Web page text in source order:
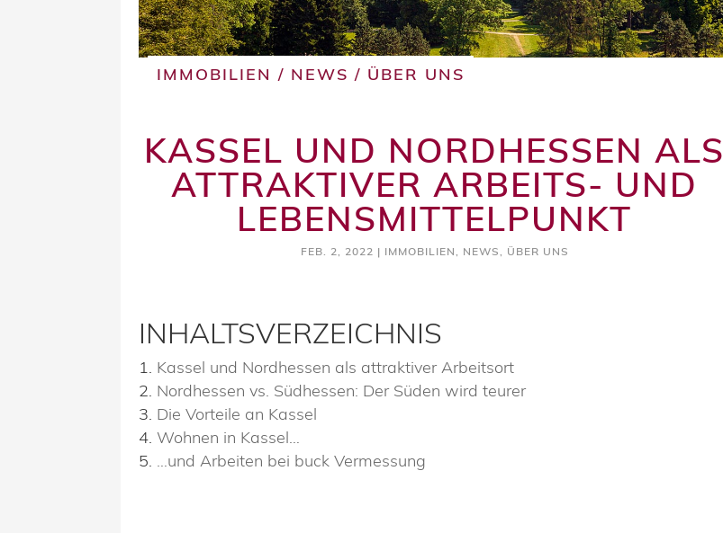
IMMOBILIEN / NEWS / ÜBER UNS
KASSEL UND NORDHESSEN ALS
ATTRAKTIVER ARBEITS- UND
LEBENSMITTELPUNKT
FEB. 2, 2022 | IMMOBILIEN NEWS ÜBER UNS
INHALTSVERZEICHNIS
Kassel und Nordhessen als attraktiver Arbeitsort
Nordhessen vs. Südhessen: Der Süden wird teurer
Die Vorteile an Kassel
Wohnen in Kassel…
…und Arbeiten bei buck Vermessung